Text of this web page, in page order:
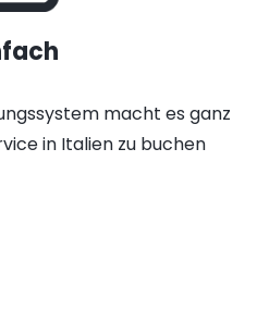
macht es ganz
in Italien zu buchen